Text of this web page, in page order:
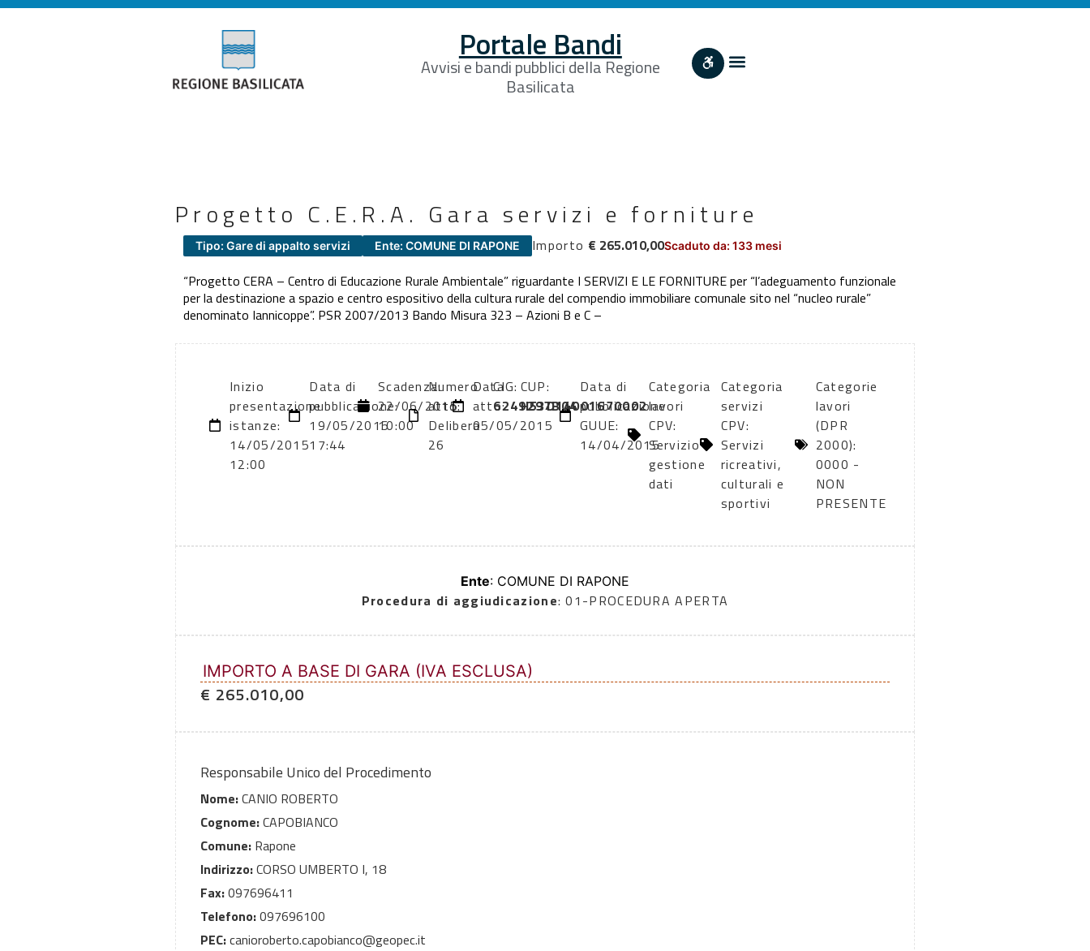
Portale Bandi
Avvisi e bandi pubblici della Regione
Basilicata
Progetto C.E.R.A. Gara servizi e forniture
Tipo: Gare di appalto servizi Ente: COMUNE DI RAPONE Importo € 265.010,00Scaduto da: 133 mesi
“Progetto CERA – Centro di Educazione Rurale Ambientale” riguardante I SERVIZI E LE FORNITURE per “l’adeguamento funzionale
per la destinazione a spazio e centro espositivo della cultura rurale del compendio immobiliare comunale sito nel “nucleo rurale”
denominato Iannicoppe”. PSR 2007/2013 Bando Misura 323 – Azioni B e C –
Inizio
presentazione
istanze:
14/05/2015
12:00
Data di
pubblicazione:
19/05/2015
17:44
Scadenza:
22/06/2015
10:00
Numero
atto:
Delibera
26
Data
atto:
05/05/2015
CIG:
6249297B04
CUP:
H53D14001670002
Data di
pubblicazione
GUUE:
14/04/2015
Categoria
lavori
CPV:
Servizio
gestione
dati
Categoria
servizi
CPV:
Servizi
ricreativi,
culturali e
sportivi
Categorie
lavori
(DPR
2000):
0000 -
NON
PRESENTE
Ente: COMUNE DI RAPONE
Procedura di aggiudicazione: 01-PROCEDURA APERTA
IMPORTO A BASE DI GARA (IVA ESCLUSA)
€ 265.010,00
Responsabile Unico del Procedimento
Nome:CANIO ROBERTO
Cognome:CAPOBIANCO
Comune: Rapone
Indirizzo:CORSO UMBERTO I, 18
Fax:097696411
Telefono:097696100
PEC:canioroberto.capobianco@geopec.it